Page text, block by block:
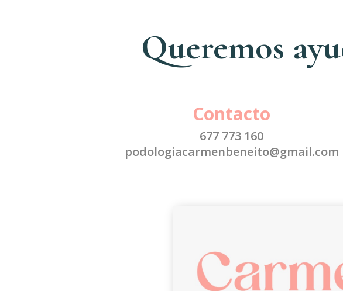
Queremos
Contacto
677 773 160
podologiacarmenbeneito@gmail.com